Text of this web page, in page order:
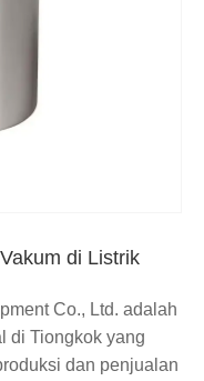
di Listrik
Co., Ltd. adalah
di Tiongkok yang
dan penjualan